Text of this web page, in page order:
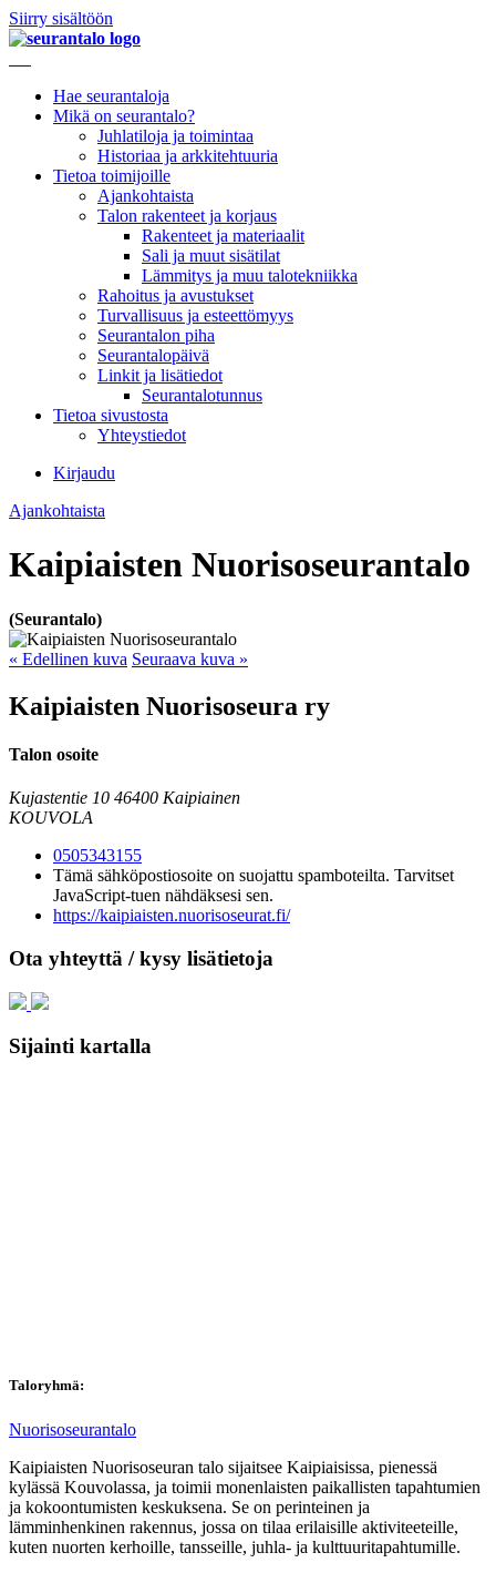
Siirry sisältöön
Hae seurantaloja
Mikä on seurantalo?
Juhlatiloja ja toimintaa
Historiaa ja arkkitehtuuria
Tietoa toimijoille
Ajankohtaista
Talon rakenteet ja korjaus
Rakenteet ja materiaalit
Sali ja muut sisätilat
Lämmitys ja muu talotekniikka
Rahoitus ja avustukset
Turvallisuus ja esteettömyys
Seurantalon piha
Seurantalopäivä
Linkit ja lisätiedot
Seurantalotunnus
Tietoa sivustosta
Yhteystiedot
Kirjaudu
Ajankohtaista
Kaipiaisten Nuorisoseurantalo
(Seurantalo)
« Edellinen kuva Seuraava kuva »
Kaipiaisten Nuorisoseura ry
Talon osoite
Kujastentie 10 46400 Kaipiainen
KOUVOLA
0505343155
Tämä sähköpostiosoite on suojattu spamboteilta. Tarvitset
JavaScript-tuen nähdäksesi sen.
https://kaipiaisten.nuorisoseurat.fi/
Ota yhteyttä / kysy lisätietoja
Sijainti kartalla
Taloryhmä:
Nuorisoseurantalo
Kaipiaisten Nuorisoseuran talo sijaitsee Kaipiaisissa, pienessä
kylässä Kouvolassa, ja toimii monenlaisten paikallisten tapahtumien
ja kokoontumisten keskuksena. Se on perinteinen ja
lämminhenkinen rakennus, jossa on tilaa erilaisille aktiviteeteille,
kuten nuorten kerhoille, tansseille, juhla- ja kulttuuritapahtumille.